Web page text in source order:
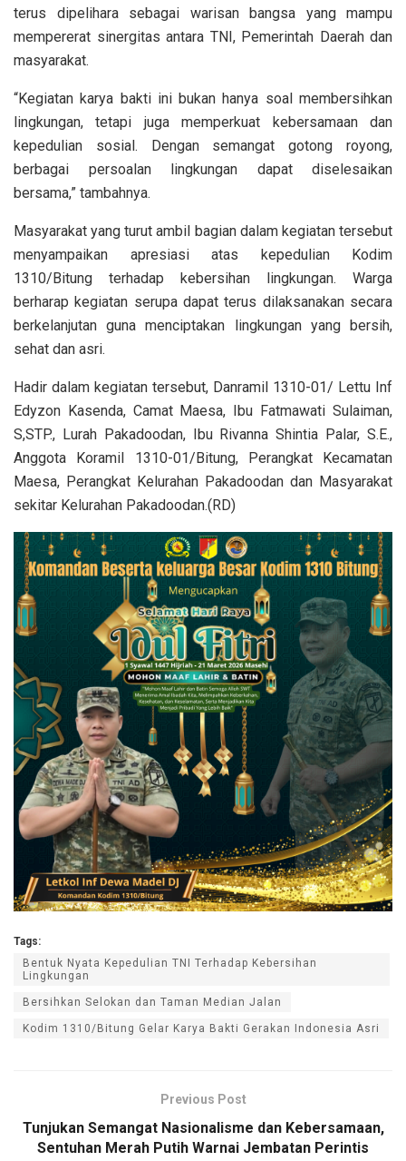
terus dipelihara sebagai warisan bangsa yang mampu
mempererat sinergitas antara TNI, Pemerintah Daerah dan
masyarakat.
“Kegiatan karya bakti ini bukan hanya soal membersihkan
lingkungan, tetapi juga memperkuat kebersamaan dan
kepedulian sosial. Dengan semangat gotong royong,
berbagai persoalan lingkungan dapat diselesaikan
bersama,” tambahnya.
Masyarakat yang turut ambil bagian dalam kegiatan tersebut
menyampaikan apresiasi atas kepedulian Kodim
1310/Bitung terhadap kebersihan lingkungan. Warga
berharap kegiatan serupa dapat terus dilaksanakan secara
berkelanjutan guna menciptakan lingkungan yang bersih,
sehat dan asri.
Hadir dalam kegiatan tersebut, Danramil 1310-01/ Lettu Inf
Edyzon Kasenda, Camat Maesa, Ibu Fatmawati Sulaiman,
S,STP., Lurah Pakadoodan, Ibu Rivanna Shintia Palar, S.E.,
Anggota Koramil 1310-01/Bitung, Perangkat Kecamatan
Maesa, Perangkat Kelurahan Pakadoodan dan Masyarakat
sekitar Kelurahan Pakadoodan.(RD)
Tags:
Bentuk Nyata Kepedulian TNI Terhadap Kebersihan
Lingkungan
Bersihkan Selokan dan Taman Median Jalan
Kodim 1310/Bitung Gelar Karya Bakti Gerakan Indonesia Asri
Previous Post
Tunjukan Semangat Nasionalisme dan Kebersamaan,
Sentuhan Merah Putih Warnai Jembatan Perintis